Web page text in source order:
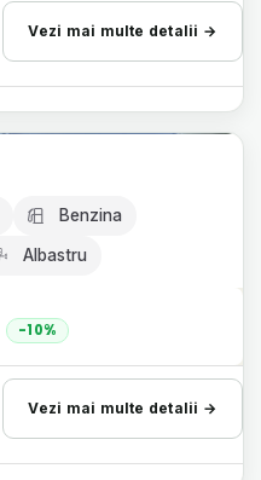
Vezi mai multe detalii →
Benzina
Albastru
-10%
Vezi mai multe detalii →